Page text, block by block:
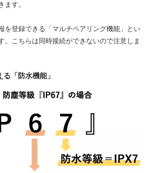
ます。
を登録できる「マルチペアリング機能」とい
。こちらは同時接続ができないので注意しま
「防水機能」